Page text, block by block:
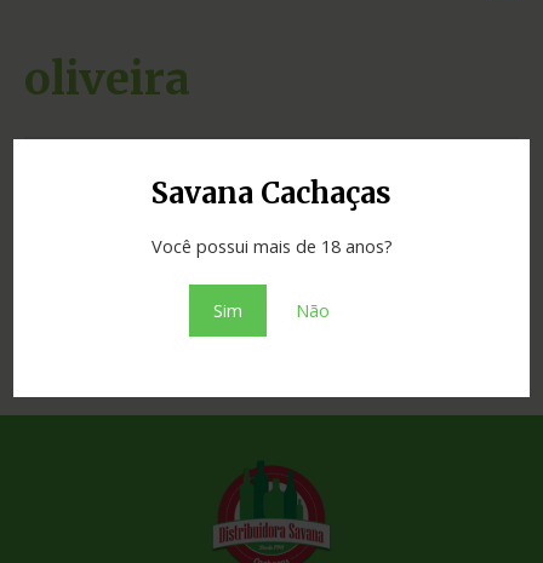
Savana Cachaças
Você possui mais de 18 anos?
Sim Não
oliveira
Exibindo todos 2 resultados
Cachaças
Cachaça Cambarissú
Cachaças